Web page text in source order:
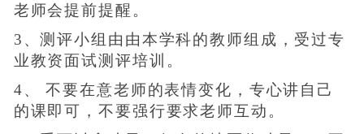
老师会提前提醒。
3、测评小组由由本学科的教师组成，受过专
业教资面试测评培训。
4、 不要在意老师的表情变化，专心讲自己
的课即可，不要强行要求老师互动。